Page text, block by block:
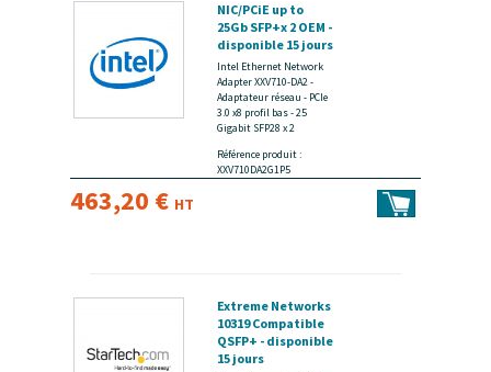
NIC/PCiE up to
25Gb SFP+x 2 OEM -
disponible 15 jours
Intel Ethernet Network
Adapter XXV710-DA2 -
Adaptateur réseau - PCIe
3.0 x8 profil bas - 25
Gigabit SFP28 x 2
Référence produit :
XXV710DA2G1P5
463,20 € HT
Extreme Networks
10319 Compatible
QSFP+ - disponible
15 jours